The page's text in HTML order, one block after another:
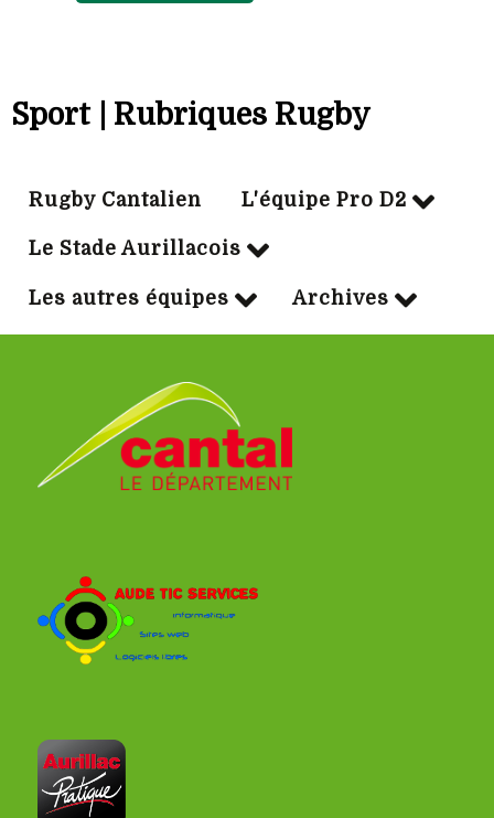
Sport | Rubriques Rugby
Rugby Cantalien L'équipe Pro D2
Le Stade Aurillacois
Les autres équipes Archives